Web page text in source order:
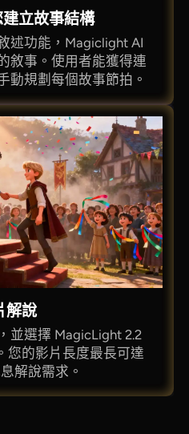
立故事結構
述功能，Magiclight AI
敘事。使用者能獲得連
動規劃每個故事節拍。
解說
並選擇 MagicLight 2.2
您的影片長度最長可達
解說需求。